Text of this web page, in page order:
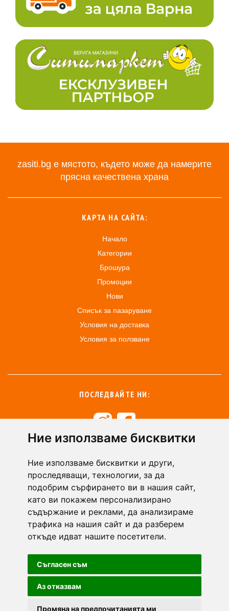
Ние използваме бисквитки
Ние използваме бисквитки и други,
проследяващи, технологии, за да
подобрим сърфирането ви в нашия сайт,
като ви покажем персонализирано
съдържание и реклами, да анализираме
трафика на нашия сайт и да разберем
откъде идват нашите посетители.
Съгласен съм
Аз отказвам
Промяна на предпочитанията ми
zasiti.bg е мястото, където може да намерите
прясна качествена храна
КАРТА НА САЙТА:
Начало
Категории
Брошура
Промоции
Нови
Списък за пазаруване
Условия на доставка
Условия за ползване
ПОСЛЕДВАЙТЕ НИ:
+359 894 49 0144
support@zasiti.bg